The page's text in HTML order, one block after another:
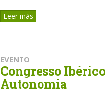
Leer más
EVENTO
Congresso
Autonomia